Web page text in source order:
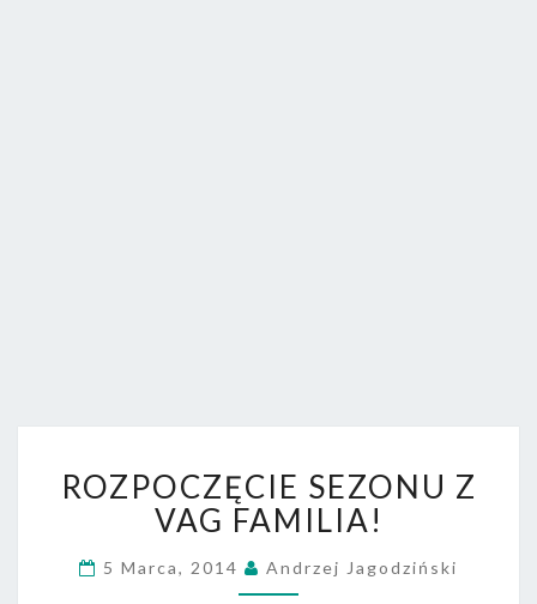
Z
P
O
C
ROZPOCZĘCIE SEZONU Z
VAG FAMILIA!
5 Marca, 2014 Andrzej Jagodziński